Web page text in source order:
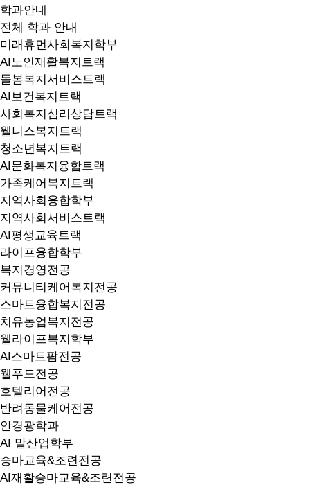
학과안내
전체 학과 안내
미래휴먼사회복지학부
AI노인재활복지트랙
돌봄복지서비스트랙
AI보건복지트랙
사회복지심리상담트랙
웰니스복지트랙
청소년복지트랙
AI문화복지융합트랙
가족케어복지트랙
지역사회융합학부
지역사회서비스트랙
AI평생교육트랙
라이프융합학부
복지경영전공
커뮤니티케어복지전공
스마트융합복지전공
치유농업복지전공
웰라이프복지학부
AI스마트팜전공
웰푸드전공
호텔리어전공
반려동물케어전공
안경광학과
AI 말산업학부
승마교육&조련전공
AI재활승마교육&조련전공